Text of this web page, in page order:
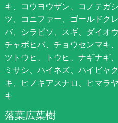
キ、コウヨウザン、コノテガ
ツ、コニファー、ゴールドク
バ、シラビソ、スギ、ダイオ
チャボヒバ、チョウセンマキ
ツトウヒ、トウヒ、ナギナギ
ミサシ、ハイネズ、ハイビャ
キ、ヒノキアスナロ、ヒマラ
キ
落葉広葉樹